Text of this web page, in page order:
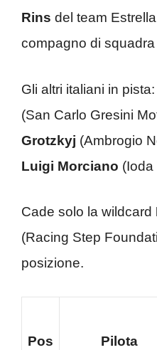
Rins del team
compagno di squadra
Gli altri italiani in pista:
(San Carlo Gresini
Grotzkyj (Ambrogio
Luigi Morciano (Ioda
Cade solo la wildcard
(Racing Step
posizione.
Pos Pilota